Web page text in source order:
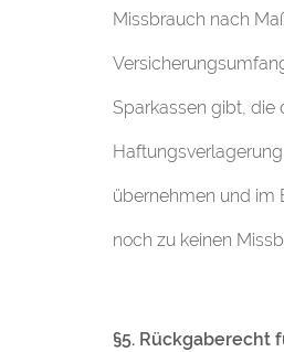
Missbrauch nach
Sparkassen gibt, die
übernehmen und im
noch zu keinen
§5. Rückgaberecht